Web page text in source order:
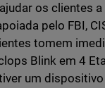
os clientes
pelo FBI,
tomem
Blink em 4
um